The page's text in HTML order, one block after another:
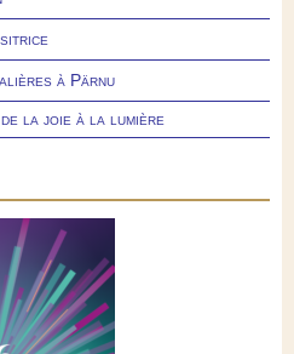
à Pärnu
la joie à la lumière